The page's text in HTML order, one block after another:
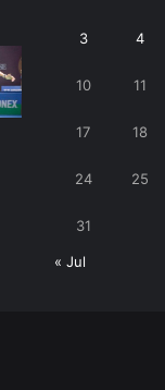
3 4
10 11
17 18
24 25
31
« Jul